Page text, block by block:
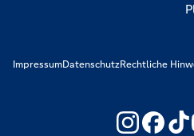
ImpressumDatenschutzRechtliche